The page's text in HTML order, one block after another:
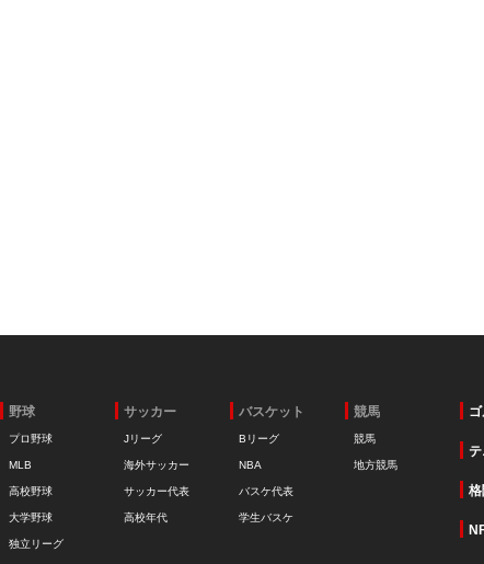
野球
プロ野球
MLB
高校野球
大学野球
独立リーグ
サッカー
Jリーグ
海外サッカー
サッカー代表
高校年代
バスケット
Bリーグ
NBA
バスケ代表
学生バスケ
競馬
競馬
地方競馬
テ